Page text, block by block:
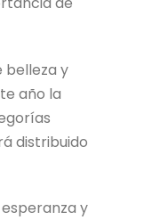
belleza y
año la
distribuido
y